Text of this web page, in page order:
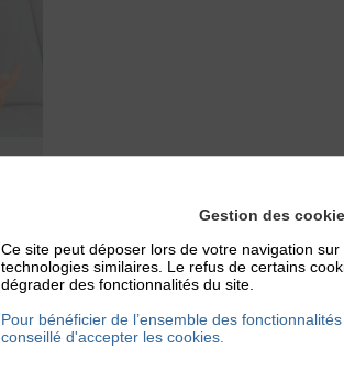
Gestion des
Ce site peut déposer lors de votre navigation
technologies similaires. Le refus de certains
dégrader des fonctionnalités du site.
Pour bénéficier de l’ensemble des
conseillé d'accepter les cookies.